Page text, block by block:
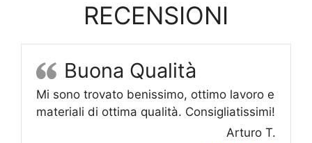
RECENSIONI
Buona Qualità
Mi sono trovato benissimo, ottimo lavoro e
materiali di ottima qualità. Consigliatissimi!
Arturo T.